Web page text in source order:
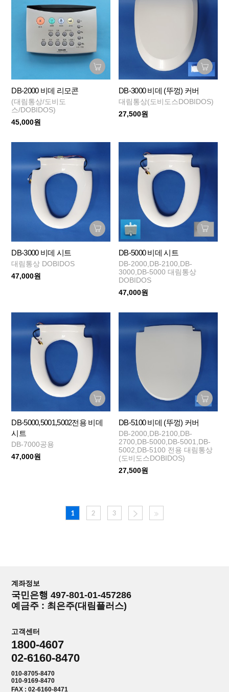
DB-2000 비데 리모콘
(대림통상/도비도
스/DOBIDOS)
45,000원
DB-3000 비데 (뚜껑) 커버
대림통상(도비도스DOBIDOS)
27,500원
DB-3000 비데 시트
대림통상 DOBIDOS
47,000원
DB-5000 비데 시트
DB-2000,DB-2100,DB-
3000,DB-5000 대림통상
DOBIDOS
47,000원
DB-5000,5001,5002전용 비데
시트
DB-7000공용
47,000원
DB-5100 비데 (뚜껑) 커버
DB-2000,DB-2100,DB-
2700,DB-5000,DB-5001,DB-
5002,DB-5100 전용 대림통상
(도비도스DOBIDOS)
27,500원
1 2 3
계좌정보
국민은행 497-801-01-457286
예금주 : 최은주(대림플러스)
고객센터
1800-4607
02-6160-8470
010-8705-8470
010-9169-8470
FAX : 02-6160-8471